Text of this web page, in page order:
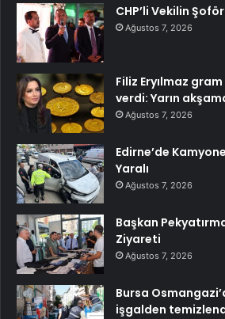
CHP’li Vekilin
Ağustos 7, 2026
Filiz Eryılmaz
verdi: Yarın
Ağustos 7, 2026
Edirne’de
Yaralı
Ağustos 7, 2026
Başkan
Ziyareti
Ağustos 7, 2026
Bursa
işgalden